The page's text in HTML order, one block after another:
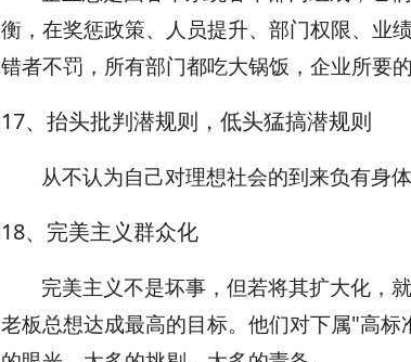
衡，在奖惩政策、人员提升、部门权限、业
错者不罚，所有部门都吃大锅饭，企业所要
17、抬头批判潜规则，低头猛搞潜规则
从不认为自己对理想社会的到来负有身体
18、完美主义群众化
完美主义不是坏事，但若将其扩大化，
老板总想达成最高的目标。他们对下属"高